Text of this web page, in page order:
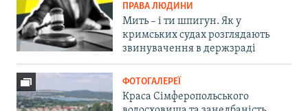
ПРАВА ЛЮДИНИ
Мить – і ти шпигун. Як у
кримських судах розглядають
звинувачення в держзраді
ФОТОГАЛЕРЕЇ
Краса Сімферопольського